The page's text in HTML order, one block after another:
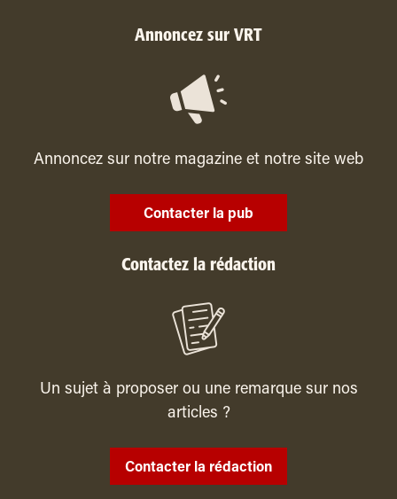
Annoncez sur VRT
Annoncez sur notre magazine et notre site web
Contacter la pub
Contactez la rédaction
Un sujet à proposer ou une remarque sur nos
articles ?
Contacter la rédaction